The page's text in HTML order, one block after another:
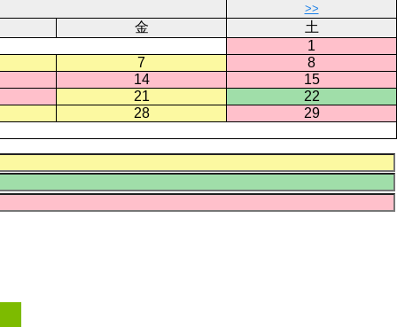
>>
金
土
1
7
8
14
15
21
22
28
29